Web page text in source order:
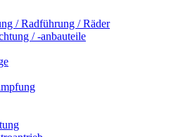
/ Radführung / Räder
/ -anbauteile